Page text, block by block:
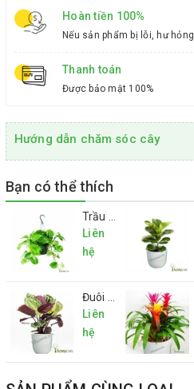
Hoàn tiền 100%
Nếu sản phẩm bị lỗi, hư hỏng
Thanh toán
Được bảo mật 100%
Hướng dẫn chăm sóc cây
Bạn có thể thích
Liên
hệ
Liên
hệ